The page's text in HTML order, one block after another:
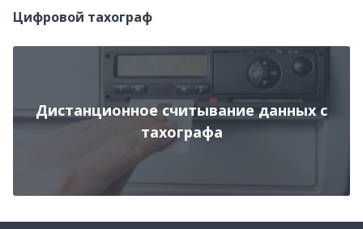
Цифровой тахограф
Дистанционное считывание данных с
тахографа